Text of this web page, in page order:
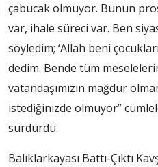
çabucak olmuyor. Bunun
var, ihale süreci var. Ben
söyledim; ‘Allah beni
dedim. Bende tüm
vatandaşımızın mağdur
istediğinizde olmuyor”
sürdürdü.
Balıklarkayası Battı-Çıktı